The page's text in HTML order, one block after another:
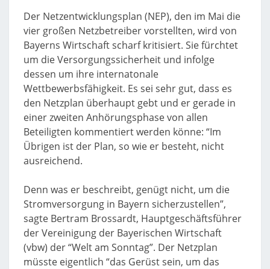
Der Netzentwicklungsplan (NEP), den im Mai die
vier großen Netzbetreiber vorstellten, wird von
Bayerns Wirtschaft scharf kritisiert. Sie fürchtet
um die Versorgungssicherheit und infolge
dessen um ihre internatonale
Wettbewerbsfähigkeit. Es sei sehr gut, dass es
den Netzplan überhaupt gebt und er gerade in
einer zweiten Anhörungsphase von allen
Beteiligten kommentiert werden könne: “Im
Übrigen ist der Plan, so wie er besteht, nicht
ausreichend.
Denn was er beschreibt, genügt nicht, um die
Stromversorgung in Bayern sicherzustellen”,
sagte Bertram Brossardt, Hauptgeschäftsführer
der Vereinigung der Bayerischen Wirtschaft
(vbw) der “Welt am Sonntag”. Der Netzplan
müsste eigentlich “das Gerüst sein, um das